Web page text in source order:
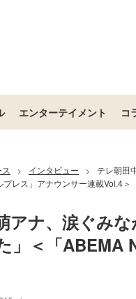
エンターテイメント コ
> インタビュー >
テレ朝田
プレス」アナウンサー連載Vol.4＞
アナ、涙ぐみ
」＜「ABEMA